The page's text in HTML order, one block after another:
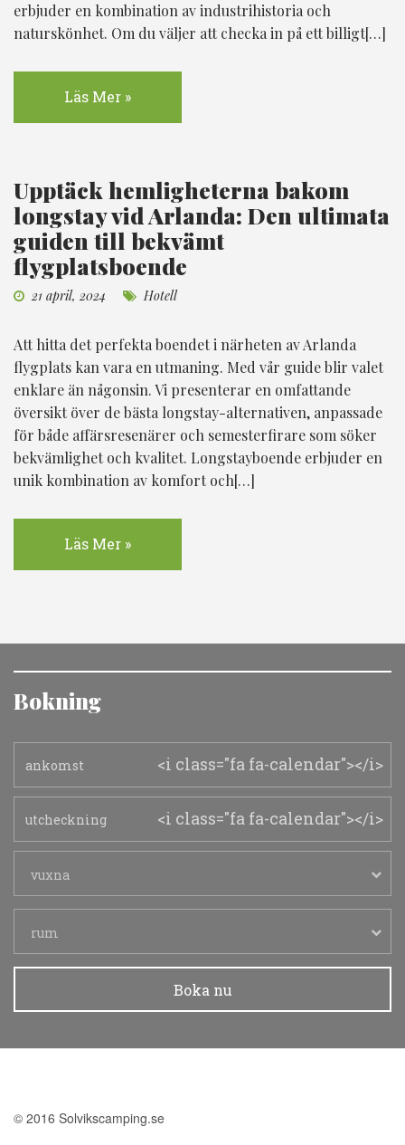
erbjuder en kombination av industrihistoria och
naturskönhet. Om du väljer att checka in på ett billigt[…]
Läs Mer »
Upptäck hemligheterna bakom
longstay vid Arlanda: Den ultimata
guiden till bekvämt
flygplatsboende
21 april, 2024 Hotell
Att hitta det perfekta boendet i närheten av Arlanda
flygplats kan vara en utmaning. Med vår guide blir valet
enklare än någonsin. Vi presenterar en omfattande
översikt över de bästa longstay-alternativen, anpassade
för både affärsresenärer och semesterfirare som söker
bekvämlighet och kvalitet. Longstayboende erbjuder en
unik kombination av komfort och[…]
Läs Mer »
Bokning
<i class="fa fa-calendar"></i>
<i class="fa fa-calendar"></i>
vuxna
rum
Boka nu
© 2016 Solvikscamping.se